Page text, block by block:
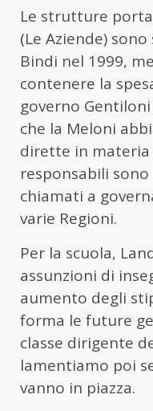
Le strutture
(Le Aziende)
Bindi nel 1999,
contenere la
governo
che la Meloni
dirette in
responsabili
chiamati a
varie Regioni.
Per la scuola,
assunzioni di
aumento degli
forma le future
classe dirigente
lamentiamo poi
vanno in piazza.